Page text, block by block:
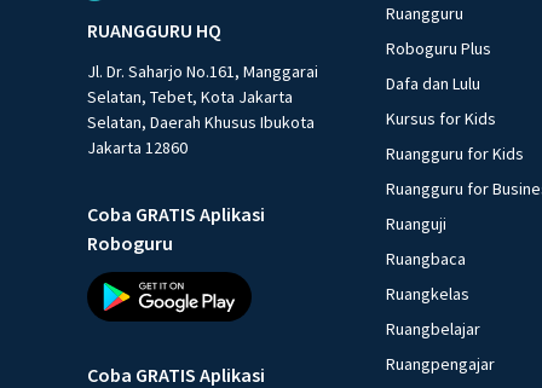
RUANGGURU HQ
Jl. Dr. Saharjo No.161, Manggarai
Selatan, Tebet, Kota Jakarta
Selatan, Daerah Khusus Ibukota
Jakarta 12860
Coba GRATIS Aplikasi
Roboguru
Coba GRATIS Aplikasi
Ruangguru
Roboguru Plus
Dafa dan Lulu
Kursus for Kids
Ruangguru for Kids
Ruangguru for
Ruanguji
Ruangbaca
Ruangkelas
Ruangbelajar
Ruangpengajar